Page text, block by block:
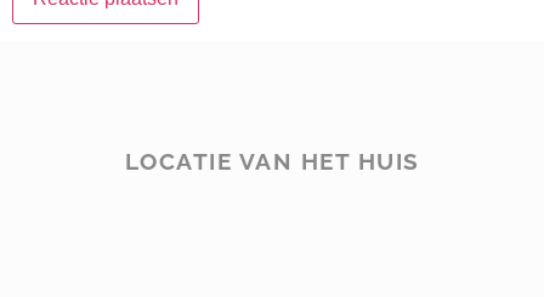
LOCATIE VAN HET HUIS